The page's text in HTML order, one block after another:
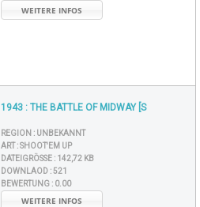
WEITERE INFOS
1943 : THE BATTLE OF MIDWAY [S
REGION : UNBEKANNT
ART :SHOOT'EM UP
DATEIGRÖSSE : 142,72 KB
DOWNLAOD :521
BEWERTUNG : 0.00
WEITERE INFOS